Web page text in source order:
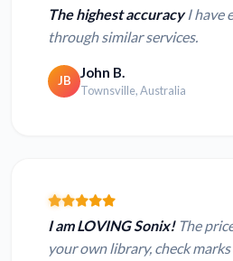
The highest accuracyI have
through similar services.
JB John B.
Townsville, Australia
I am LOVING Sonix!The
your own library, check